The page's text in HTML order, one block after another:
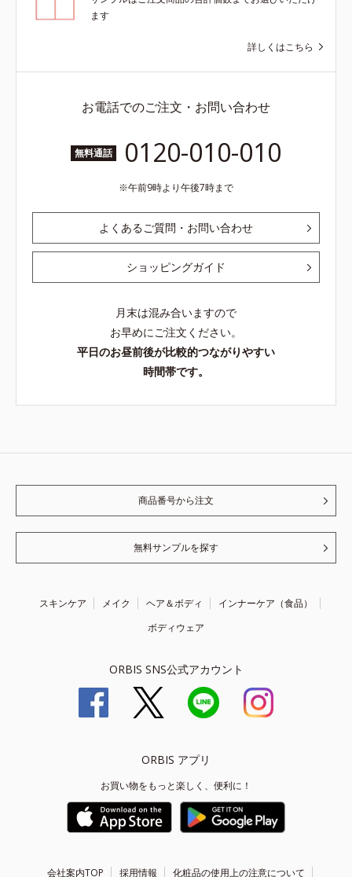
ます
詳しくはこちら
お電話でのご注文・お問い合わせ
無料通話 0120-010-010
午前9時より午後7時まで
よくあるご質問・お問い合わせ
ショッピングガイド
月末は混み合いますので
お早めにご注文ください。
平日のお昼前後が比較的つながりやすい
時間帯です。
商品番号から注文
無料サンプルを探す
スキンケア メイク ヘア＆ボディ
インナーケア（食品）
ボディウェア
ORBIS SNS公式アカウント
ORBIS アプリ
お買い物をもっと楽しく、便利に！
会社案内TOP 採用情報 化粧品の使用上の注意について